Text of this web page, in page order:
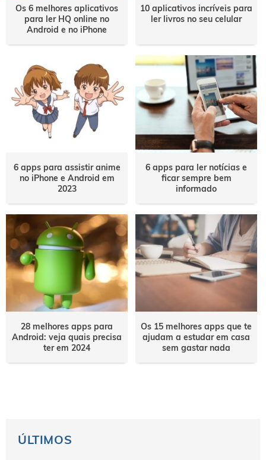
Os 6 melhores aplicativos
para ler HQ online no
Android e no iPhone
10 aplicativos incríveis para
ler livros no seu celular
6 apps para assistir anime
no iPhone e Android em
2023
6 apps para ler notícias e
ficar sempre bem
informado
28 melhores apps para
Android: veja quais precisa
ter em 2024
Os 15 melhores apps que te
ajudam a estudar em casa
sem gastar nada
ÚLTIMOS